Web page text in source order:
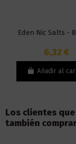
Eden Nic Salts -
6,32 €
Añadir al
Los clientes
también